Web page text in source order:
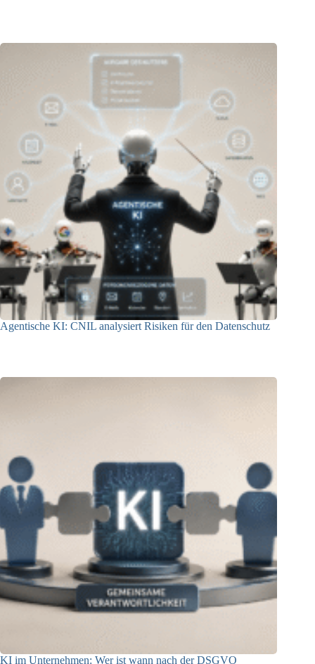
Agentische KI: CNIL analysiert Risiken für den Datenschutz
KI im Unternehmen: Wer ist wann nach der DSGVO